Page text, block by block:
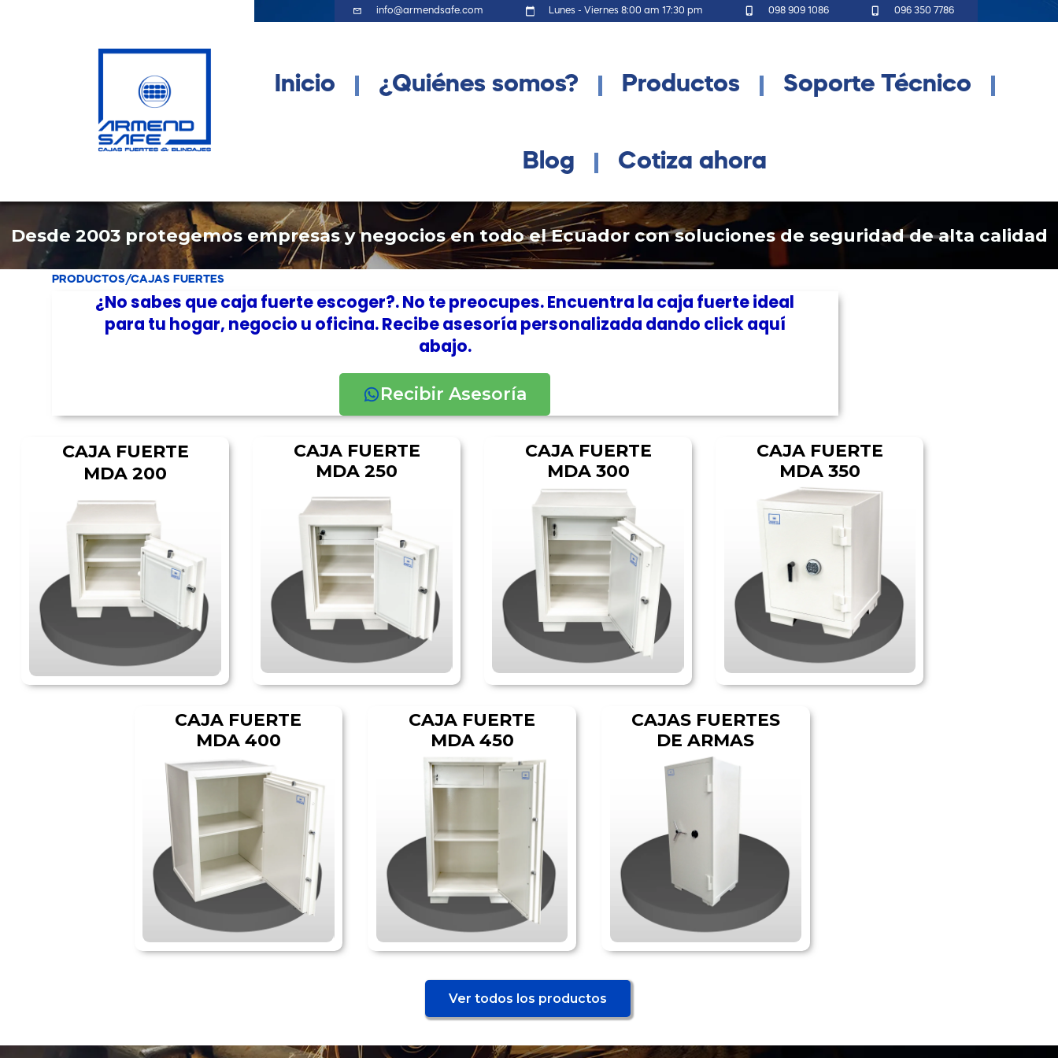
info@armendsafe.com Lunes - Viernes 8:00 am 17:30 pm 098 909 1086 096 350 7786
Inicio ¿Quiénes somos? Productos Soporte Técnico
Blog Cotiza ahora
Desde 2003 protegemos empresas y negocios en todo el Ecuador con soluciones de seguridad de alta calidad
PRODUCTOS/CAJAS FUERTES
¿No sabes que caja fuerte escoger?. No te preocupes. Encuentra la caja fuerte ideal
para tu hogar, negocio u oficina. Recibe asesoría personalizada dando click aquí
abajo.
Recibir Asesoría
CAJA FUERTE
MDA 200
CAJA FUERTE
MDA 250
CAJA FUERTE
MDA 300
CAJA FUERTE
MDA 350​
CAJA FUERTE
MDA 400
CAJA FUERTE
MDA 450​
CAJAS FUERTES
DE ARMAS
Ver todos los productos